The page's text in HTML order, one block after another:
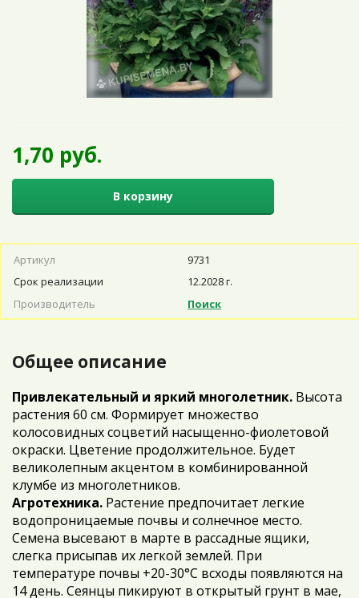
1,70 руб.
В корзину
Артикул
9731
Срок реализации
12.2028 г.
Производитель
Поиск
Общее описание
Привлекательный и яркий многолетник. Высота
растения 60 см. Формирует множество
колосовидных соцветий насыщенно-фиолетовой
окраски. Цветение продолжительное. Будет
великолепным акцентом в комбинированной
клумбе из многолетников.
Агротехника. Растение предпочитает легкие
водопроницаемые почвы и солнечное место.
Семена высевают в марте в рассадные ящики,
слегка присыпав их легкой землей. При
температуре почвы +20-30°C всходы появляются на
14 день. Сеянцы пикируют в открытый грунт в мае,